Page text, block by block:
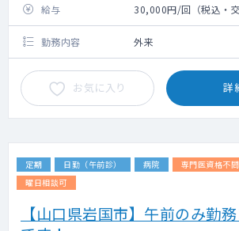
給与 30,000円/回（税込・交
勤務内容 外来
お気に入り 詳
定期 日勤（午前診） 病院 専門医資格不問
曜日相談可
【山口県岩国市】午前のみ勤